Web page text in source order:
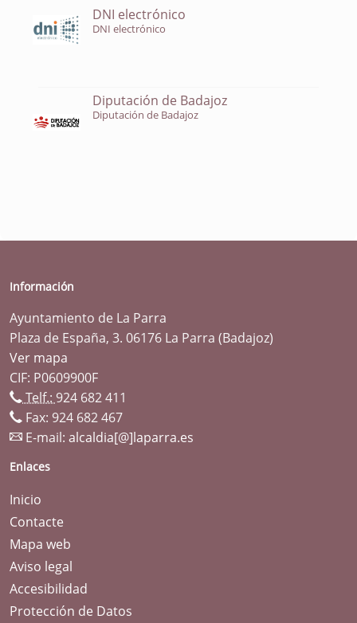
DNI electrónico
DNI electrónico
Diputación de Badajoz
Diputación de Badajoz
Información
Ayuntamiento de La Parra
Plaza de España, 3. 06176 La Parra (Badajoz)
Ver mapa
CIF: P0609900F
Telf.: 924 682 411
Fax: 924 682 467
E-mail: alcaldia[@]laparra.es
Enlaces
Inicio
Contacte
Mapa web
Aviso legal
Accesibilidad
Protección de Datos